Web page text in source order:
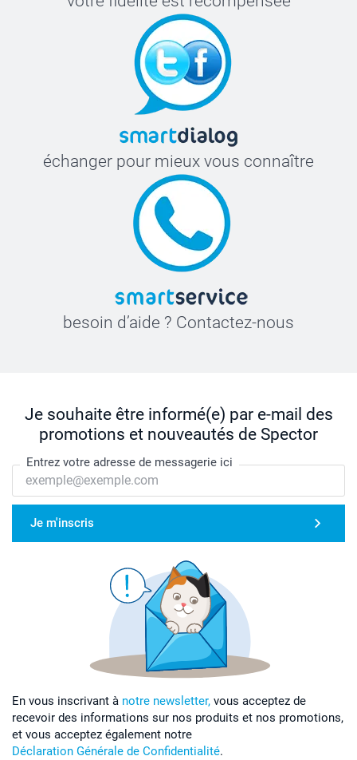
échanger pour mieux vous connaître
besoin d’aide ? Contactez-nous
Je souhaite être informé(e) par e-mail des
promotions et nouveautés de Spector
Entrez votre adresse de messagerie ici
Je m'inscris
En vous inscrivant à notre newsletter, vous acceptez de
recevoir des informations sur nos produits et nos promotions,
et vous acceptez également notre
Déclaration Générale de Confidentialité.